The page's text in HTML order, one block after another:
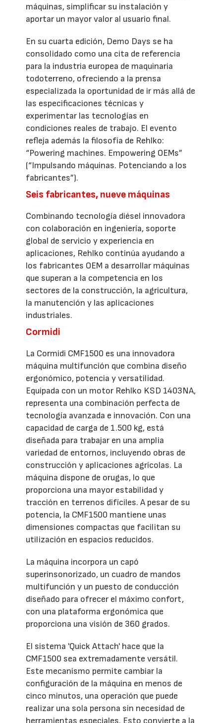
máquinas, simplificar su instalación y
aportar un mayor valor al usuario final.
En su cuarta edición, Demo Days se ha
consolidado como una cita de referencia
para la industria europea de maquinaria
todoterreno, ofreciendo a la prensa
especializada la oportunidad de ir más allá de
las especificaciones técnicas y
experimentar las tecnologías en
condiciones reales de trabajo. El evento
refleja además la filosofía de Rehlko:
“Powering machines. Empowering OEMs”
(“Impulsando máquinas. Potenciando a los
fabricantes”).
Seis fabricantes, nueve máquinas
Combinando tecnología diésel innovadora
con colaboración en ingeniería, soporte
global de servicio y experiencia en
aplicaciones, Rehlko continúa ayudando a
los fabricantes OEM a desarrollar máquinas
que superan a la competencia en los
sectores de la construcción, la agricultura,
la manutención y las aplicaciones
industriales.
Cormidi
La Cormidi CMF1500 es una innovadora
máquina multifunción que combina diseño
ergonómico, potencia y versatilidad.
Equipada con un motor Rehlko KSD 1403NA,
representa una combinación perfecta de
tecnología avanzada e innovación. Con una
capacidad de carga de 1.500 kg, está
diseñada para trabajar en una amplia
variedad de entornos, incluyendo obras de
construcción y aplicaciones agrícolas. La
máquina dispone de orugas, lo que
proporciona una mayor estabilidad y
tracción en terrenos difíciles. A pesar de su
potencia, la CMF1500 mantiene unas
dimensiones compactas que facilitan su
utilización en espacios reducidos.
La máquina incorpora un capó
superinsonorizado, un cuadro de mandos
multifunción y un puesto de conducción
diseñado para ofrecer el máximo confort,
con una plataforma ergonómica que
proporciona una visión de 360 grados.
El sistema 'Quick Attach' hace que la
CMF1500 sea extremadamente versátil.
Este mecanismo permite cambiar la
configuración de la máquina en menos de
cinco minutos, una operación que puede
realizar una sola persona sin necesidad de
herramientas especiales. Esto convierte a la